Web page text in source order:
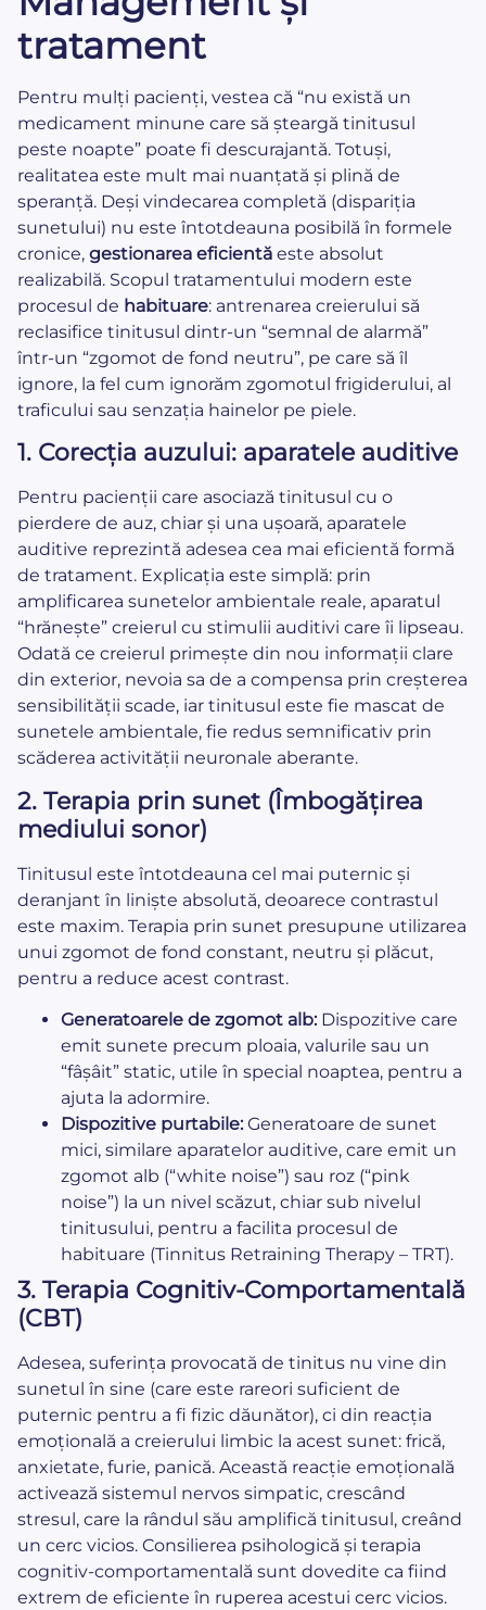
tratament
Pentru mulți pacienți, vestea că “nu există un
medicament minune care să șteargă tinitusul
peste noapte” poate fi descurajantă. Totuși,
realitatea este mult mai nuanțată și plină de
speranță. Deși vindecarea completă (dispariția
sunetului) nu este întotdeauna posibilă în formele
cronice, gestionarea eficientă este absolut
realizabilă. Scopul tratamentului modern este
procesul de habituare: antrenarea creierului să
reclasifice tinitusul dintr-un “semnal de alarmă”
într-un “zgomot de fond neutru”, pe care să îl
ignore, la fel cum ignorăm zgomotul frigiderului, al
traficului sau senzația hainelor pe piele.
1. Corecția auzului: aparatele auditive
Pentru pacienții care asociază tinitusul cu o
pierdere de auz, chiar și una ușoară, aparatele
auditive reprezintă adesea cea mai eficientă formă
de tratament. Explicația este simplă: prin
amplificarea sunetelor ambientale reale, aparatul
“hrănește” creierul cu stimulii auditivi care îi lipseau.
Odată ce creierul primește din nou informații clare
din exterior, nevoia sa de a compensa prin creșterea
sensibilității scade, iar tinitusul este fie mascat de
sunetele ambientale, fie redus semnificativ prin
scăderea activității neuronale aberante.
2. Terapia prin sunet (Îmbogățirea
mediului sonor)
Tinitusul este întotdeauna cel mai puternic și
deranjant în liniște absolută, deoarece contrastul
este maxim. Terapia prin sunet presupune utilizarea
unui zgomot de fond constant, neutru și plăcut,
pentru a reduce acest contrast.
Generatoarele de zgomot alb:Dispozitive care
emit sunete precum ploaia, valurile sau un
“fâșâit” static, utile în special noaptea, pentru a
ajuta la adormire.
Dispozitive purtabile:Generatoare de sunet
mici, similare aparatelor auditive, care emit un
zgomot alb (“white noise”) sau roz (“pink
noise”) la un nivel scăzut, chiar sub nivelul
tinitusului, pentru a facilita procesul de
habituare (Tinnitus Retraining Therapy – TRT).
3. Terapia Cognitiv-Comportamentală
(CBT)
Adesea, suferința provocată de tinitus nu vine din
sunetul în sine (care este rareori suficient de
puternic pentru a fi fizic dăunător), ci din reacția
emoțională a creierului limbic la acest sunet: frică,
anxietate, furie, panică. Această reacție emoțională
activează sistemul nervos simpatic, crescând
stresul, care la rândul său amplifică tinitusul, creând
un cerc vicios. Consilierea psihologică și terapia
cognitiv-comportamentală sunt dovedite ca fiind
extrem de eficiente în ruperea acestui cerc vicios.